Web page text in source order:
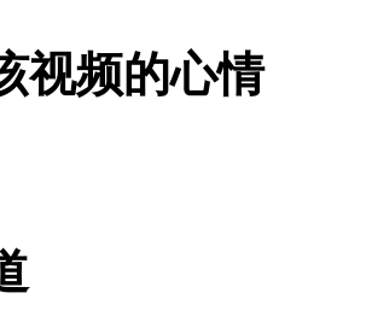
猖狂 城管熟视无睹
伤多人 警民合力深夜将其击毙
视频的心情